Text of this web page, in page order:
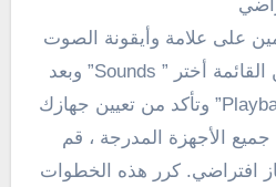
على علامة وأيقونة الصوت
فى شريط المهام، ثم من القائمة أختر ” Sounds” وبعد
” وتأكد من تعيين جهازك
جميع الأجهزة المدرجة ، قم
افتراضي. كرر هذه الخطوات